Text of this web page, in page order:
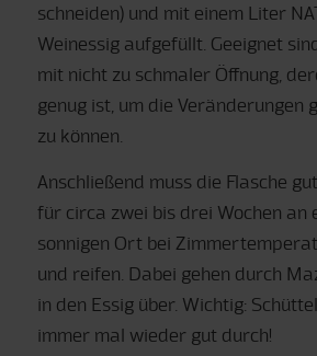
schneiden) und mit einem Liter
Weinessig aufgefüllt. Geeignet
mit nicht zu schmaler Öffnung,
genug ist, um die Veränderungen
zu können.
Anschließend muss die Flasche
für circa zwei bis drei Wochen an
sonnigen Ort bei
und reifen. Dabei gehen durch
in den Essig über. Wichtig:
immer mal wieder gut durch!